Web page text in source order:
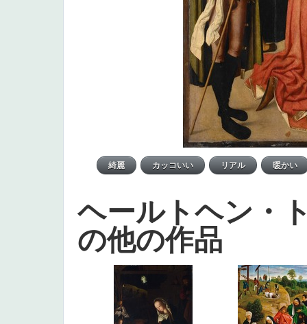
ヘールトヘン・
の他の作品